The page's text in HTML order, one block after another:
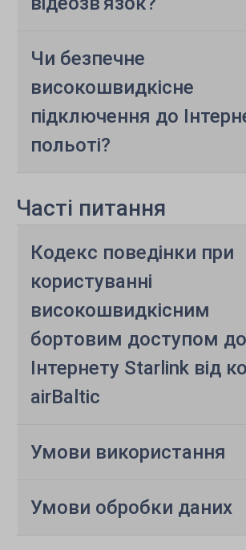
Чи безпечне
високошвидкісне
підключення до
польоті?
Часті питання
Кодекс поведінки при
користуванні
високошвидкісним
бортовим доступом до
Інтернету Starlink від
airBaltic
Умови використання
Умови обробки даних